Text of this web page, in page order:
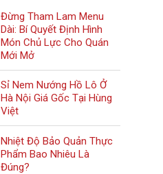
Đừng Tham Lam Menu
Dài: Bí Quyết Định Hình
Món Chủ Lực Cho Quán
Mới Mở
Sỉ Nem Nướng Hồ Lô Ở
Hà Nội Giá Gốc Tại Hùng
Việt
Nhiệt Độ Bảo Quản Thực
Phẩm Bao Nhiêu Là
Đúng?